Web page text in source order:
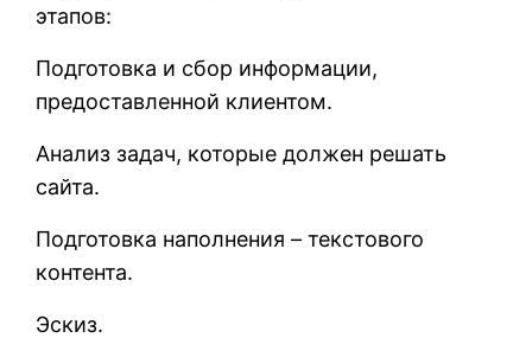
этапов:
Подготовка и сбор информации,
предоставленной клиентом.
Анализ задач, которые должен решать
сайта.
Подготовка наполнения – текстового
контента.
Эскиз.